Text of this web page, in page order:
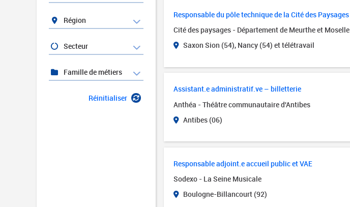
Responsable du pôle technique de la Cité des Paysages
Cité des paysages - Département de Meurthe et Moselle
Saxon Sion (54), Nancy (54) et télétravail
Assistant.e administratif.ve – billetterie
Anthéa - Théâtre communautaire d'Antibes
Antibes (06)
Responsable adjoint.e accueil public et VAE
Sodexo - La Seine Musicale
Boulogne-Billancourt (92)
Région
Secteur
Famille de métiers
Réinitialiser